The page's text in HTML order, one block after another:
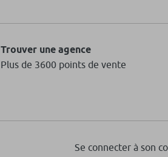
Trouver une agence
Plus de 3600 points de vente
Se connecter à son